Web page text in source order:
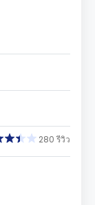
280 รีวิว